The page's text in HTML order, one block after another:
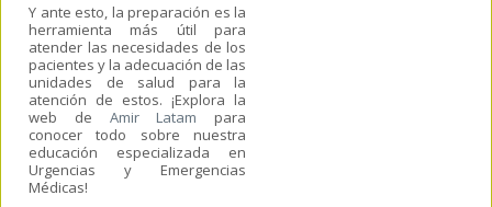
Y ante esto, la preparación es la
herramienta más útil para
atender las necesidades de los
pacientes y la adecuación de las
unidades de salud para la
atención de estos. ¡Explora la
web de Amir Latam para
conocer todo sobre nuestra
educación especializada en
Urgencias y Emergencias
Médicas!